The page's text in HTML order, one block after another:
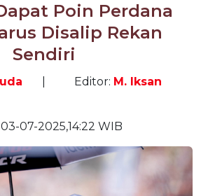
Poin Perdana
Disalip Rekan
Sendiri
Editor: M. Iksan
07-2025,14:22 WIB